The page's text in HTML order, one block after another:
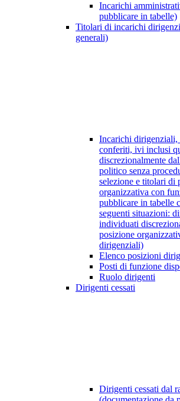
Incarichi
pubblicare in tabelle)
Titolari di incarichi
generali)
Incarichi dirigenziali,
conferiti, ivi inclusi
discrezionalmente
politico senza
selezione e titolari di
organizzativa con
pubblicare in tabelle
seguenti situazioni:
individuati
posizione
dirigenziali)
Elenco posizioni
Posti di funzione
Ruolo dirigenti
Dirigenti cessati
Dirigenti cessati dal